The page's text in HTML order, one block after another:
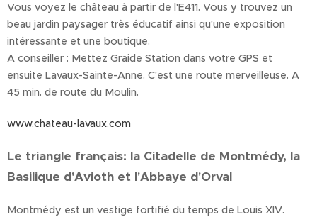
Vous voyez le château à partir de l'E411. Vous y trouvez un
beau jardin paysager très éducatif ainsi qu'une exposition
intéressante et une boutique.
A conseiller : Mettez Graide Station dans votre GPS et
ensuite Lavaux-Sainte-Anne. C'est une route merveilleuse. A
45 min. de route du Moulin.
www.chateau-lavaux.com
Le triangle français: la Citadelle de Montmédy, la
Basilique d'Avioth et l'Abbaye d'Orval
Montmédy est un vestige fortifié du temps de Louis XIV.